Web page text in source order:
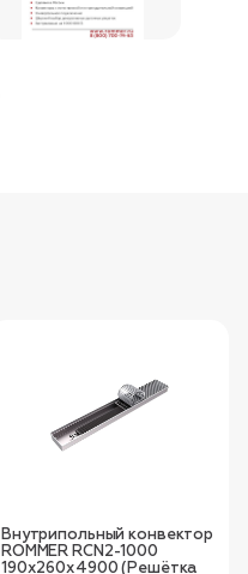
Внутрипольный конвектор
ROMMER RCN2-1000
190х260х4900 (Решётка